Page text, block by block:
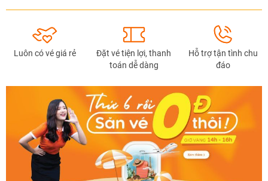
Luôn có vé giá rẻ
Đặt vé tiện lợi, thanh
toán dễ dàng
Hỗ trợ tận tình chu
đáo
TƯ VẤN NGAY
NHẬN ƯU ĐÃI NGAY